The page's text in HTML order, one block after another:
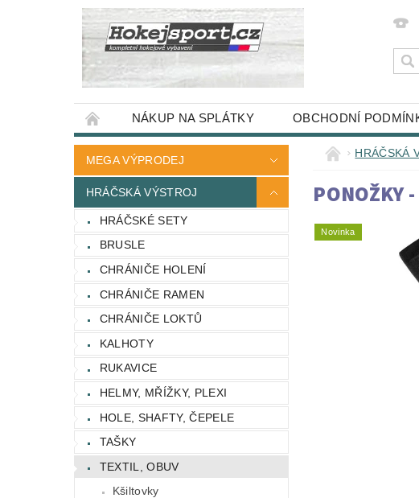
NÁKUP NA SPLÁTKY OBCHODNÍ
MEGA VÝPRODEJ
HRÁČSKÁ VÝSTROJ
HRÁČSKÉ SETY
BRUSLE
CHRÁNIČE HOLENÍ
CHRÁNIČE RAMEN
CHRÁNIČE LOKTŮ
KALHOTY
RUKAVICE
HELMY, MŘÍŽKY, PLEXI
HOLE, SHAFTY, ČEPELE
TAŠKY
TEXTIL, OBUV
Kšiltovky
HRÁČSKÁ
PONOŽKY
Novinka